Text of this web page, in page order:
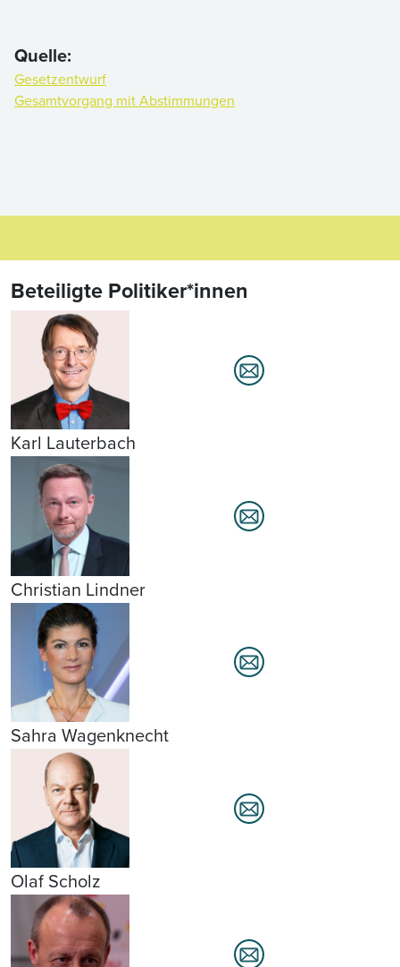
Quelle:
Gesetzentwurf
Gesamtvorgang mit Abstimmungen
Beteiligte Politiker*innen
Karl Lauterbach
Christian Lindner
Sahra Wagenknecht
Olaf Scholz